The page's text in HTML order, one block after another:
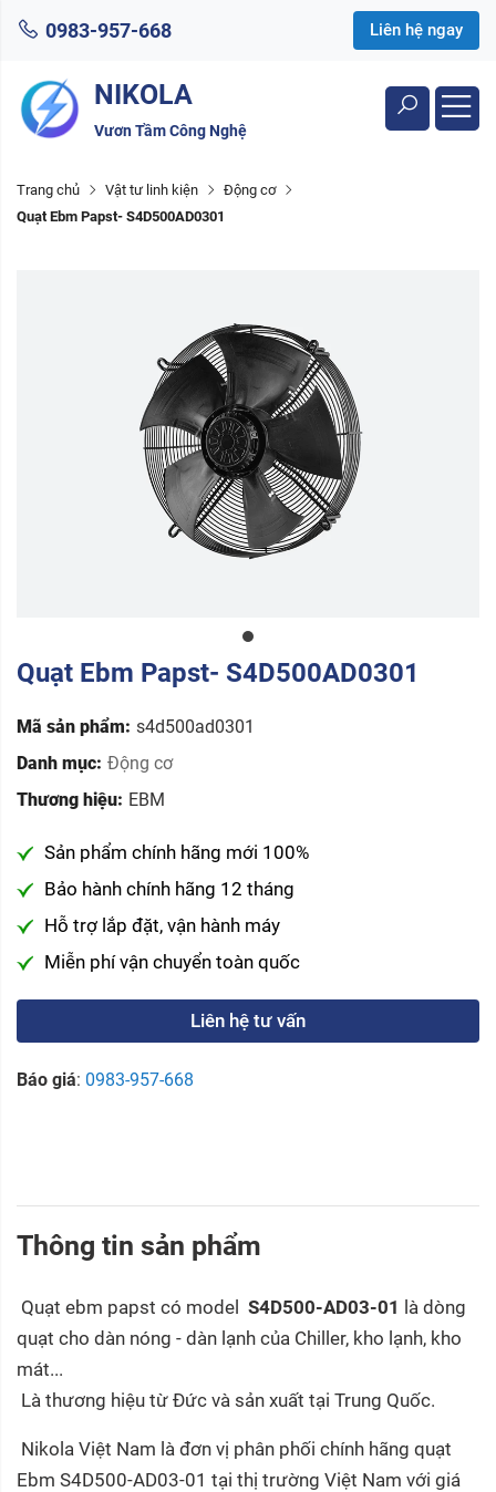
0983-957-668 Liên hệ ngay
NIKOLA
Vươn Tầm Công Nghệ
Trang chủ Vật tư linh kiện
Động cơ
Quạt Ebm Papst- S4D500AD0301
Quạt Ebm Papst- S4D500AD0301
Mã sản phẩm: s4d500ad0301
Danh mục: Động cơ
Thương hiệu: EBM
Sản phẩm chính hãng mới 100%
Bảo hành chính hãng 12 tháng
Hỗ trợ lắp đặt, vận hành máy
Miễn phí vận chuyển toàn quốc
Liên hệ tư vấn
Báo giá: 0983-957-668
Thông tin sản phẩm
Quạt ebm papst có model S4D500-AD03-01 là dòng
quạt cho dàn nóng - dàn lạnh của Chiller, kho lạnh, kho
mát...
Là thương hiệu từ Đức và sản xuất tại Trung Quốc.
Nikola Việt Nam là đơn vị phân phối chính hãng quạt
Ebm S4D500-AD03-01 tại thị trường Việt Nam với giá